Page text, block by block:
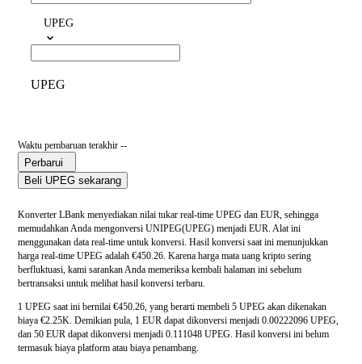
UPEG
UPEG
Waktu pembaruan terakhir --
Perbarui
Beli UPEG sekarang
Konverter LBank menyediakan nilai tukar real-time UPEG dan EUR, sehingga
memudahkan Anda mengonversi UNIPEG(UPEG) menjadi EUR. Alat ini
menggunakan data real-time untuk konversi. Hasil konversi saat ini menunjukkan
harga real-time UPEG adalah €450.26. Karena harga mata uang kripto sering
berfluktuasi, kami sarankan Anda memeriksa kembali halaman ini sebelum
bertransaksi untuk melihat hasil konversi terbaru.
1 UPEG saat ini bernilai €450.26, yang berarti membeli 5 UPEG akan dikenakan
biaya €2.25K. Demikian pula, 1 EUR dapat dikonversi menjadi 0.00222096 UPEG,
dan 50 EUR dapat dikonversi menjadi 0.111048 UPEG. Hasil konversi ini belum
termasuk biaya platform atau biaya penambang.